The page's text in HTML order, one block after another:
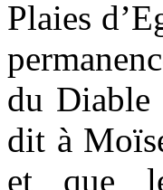
Plaies
du Diable
dit à
et que